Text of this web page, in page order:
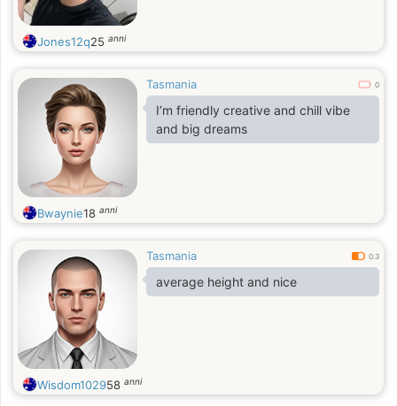
Jones12q25 anni
Tasmania 0
I’m friendly creative and chill vibe
and big dreams
Bwaynie18 anni
Tasmania 0.3
average height and nice
Wisdom102958 anni